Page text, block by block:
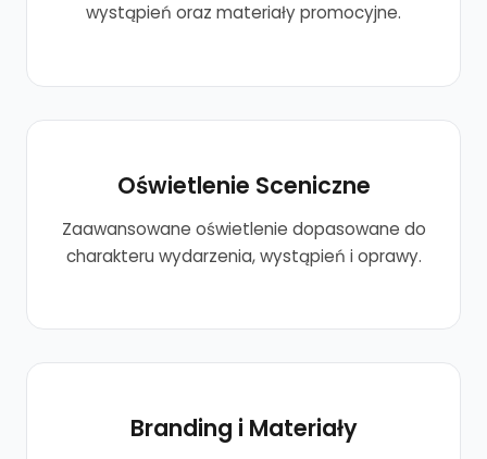
wystąpień oraz materiały promocyjne.
Oświetlenie Sceniczne
Zaawansowane oświetlenie dopasowane do
charakteru wydarzenia, wystąpień i oprawy.
Branding i Materiały